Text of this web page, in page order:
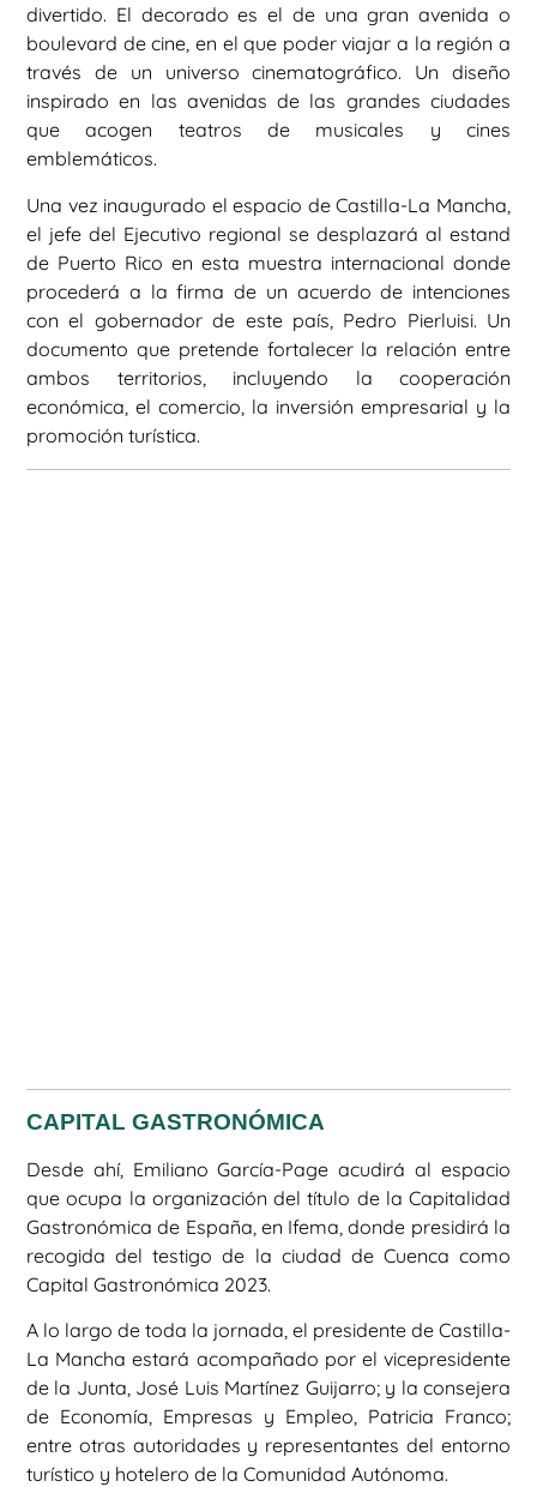
divertido. El decorado es el de una gran avenida o
boulevard de cine, en el que poder viajar a la región a
través de un universo cinematográfico. Un diseño
inspirado en las avenidas de las grandes ciudades
que acogen teatros de musicales y cines
emblemáticos.
Una vez inaugurado el espacio de Castilla-La Mancha,
el jefe del Ejecutivo regional se desplazará al estand
de Puerto Rico en esta muestra internacional donde
procederá a la firma de un acuerdo de intenciones
con el gobernador de este país, Pedro Pierluisi. Un
documento que pretende fortalecer la relación entre
ambos territorios, incluyendo la cooperación
económica, el comercio, la inversión empresarial y la
promoción turística.
CAPITAL GASTRONÓMICA
Desde ahí, Emiliano García-Page acudirá al espacio
que ocupa la organización del título de la Capitalidad
Gastronómica de España, en Ifema, donde presidirá la
recogida del testigo de la ciudad de Cuenca como
Capital Gastronómica 2023.
A lo largo de toda la jornada, el presidente de Castilla-
La Mancha estará acompañado por el vicepresidente
de la Junta, José Luis Martínez Guijarro; y la consejera
de Economía, Empresas y Empleo, Patricia Franco;
entre otras autoridades y representantes del entorno
turístico y hotelero de la Comunidad Autónoma.